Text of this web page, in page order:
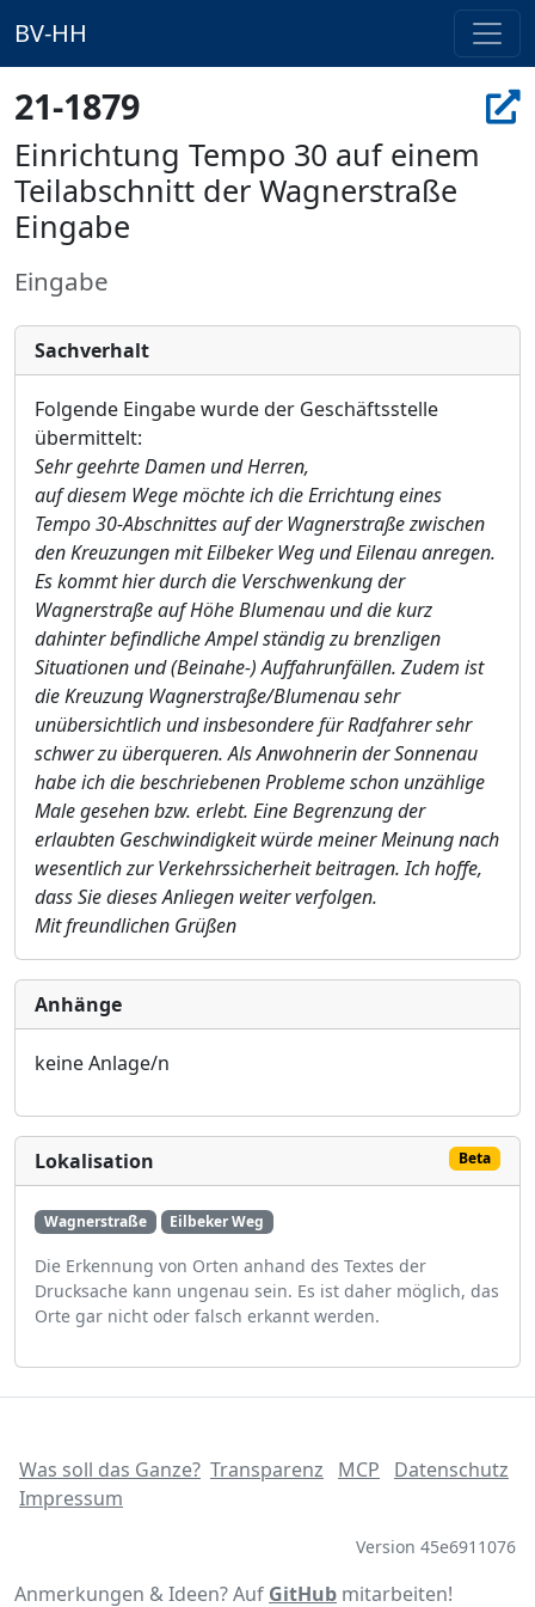
BV-HH
21-1879
Einrichtung Tempo 30 auf einem
Teilabschnitt der Wagnerstraße
Eingabe
Eingabe
Sachverhalt
Folgende Eingabe wurde der Geschäftsstelle
übermittelt:
Sehr geehrte Damen und Herren,
auf diesem Wege möchte ich die Errichtung eines
Tempo 30-Abschnittes auf der Wagnerstraße zwischen
den Kreuzungen mit Eilbeker Weg und Eilenau anregen.
Es kommt hier durch die Verschwenkung der
Wagnerstraße auf Höhe Blumenau und die kurz
dahinter befindliche Ampel ständig zu brenzligen
Situationen und (Beinahe-) Auffahrunfällen. Zudem ist
die Kreuzung Wagnerstraße/Blumenau sehr
unübersichtlich und insbesondere für Radfahrer sehr
schwer zu überqueren. Als Anwohnerin der Sonnenau
habe ich die beschriebenen Probleme schon unzählige
Male gesehen bzw. erlebt. Eine Begrenzung der
erlaubten Geschwindigkeit würde meiner Meinung nach
wesentlich zur Verkehrssicherheit beitragen. Ich hoffe,
dass Sie dieses Anliegen weiter verfolgen.
Mit freundlichen Grüßen
Anhänge
keine Anlage/n
Lokalisation Beta
Wagnerstraße Eilbeker Weg
Die Erkennung von Orten anhand des Textes der
Drucksache kann ungenau sein. Es ist daher möglich, das
Orte gar nicht oder falsch erkannt werden.
Was soll das Ganze? Transparenz MCP
Datenschutz
Impressum
Version 45e6911076
Anmerkungen & Ideen? Auf GitHub mitarbeiten!